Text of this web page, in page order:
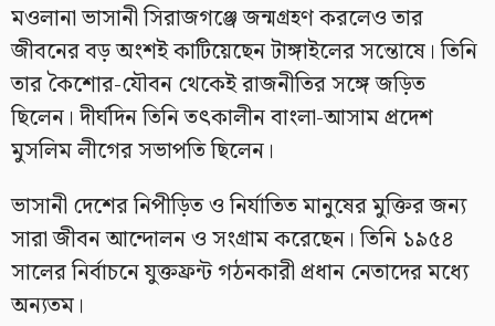
মওলানা ভাসানী সিরাজগঞ্জে জন্মগ্রহণ করলেও তার
জীবনের বড় অংশই কাটিয়েছেন টাঙ্গাইলের সন্তোষে। তিনি
তার কৈশোর-যৌবন থেকেই রাজনীতির সঙ্গে জড়িত
ছিলেন। দীর্ঘদিন তিনি তৎকালীন বাংলা-আসাম প্রদেশ
মুসলিম লীগের সভাপতি ছিলেন।
ভাসানী দেশের নিপীড়িত ও নির্যাতিত মানুষের মুক্তির জন্য
সারা জীবন আন্দোলন ও সংগ্রাম করেছেন। তিনি ১৯৫৪
সালের নির্বাচনে যুক্তফ্রন্ট গঠনকারী প্রধান নেতাদের মধ্যে
অন্যতম।